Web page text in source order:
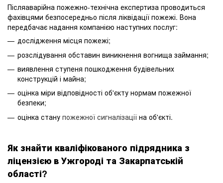
Післяаварійна пожежно-технічна експертиза проводиться
фахівцями безпосередньо після ліквідації пожежі. Вона
передбачає надання компанією наступних послуг:
дослідження місця пожежі;
розслідування обставин виникнення вогнища займання;
виявлення ступеня пошкодження будівельних
конструкцій і майна;
оцінка міри відповідності об'єкту нормам пожежної
безпеки;
оцінка стану пожежної сигналізації на об'єкті.
Як знайти кваліфікованого підрядника з
ліцензією в Ужгороді та Закарпатській
області?